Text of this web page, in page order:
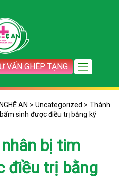
VẤN GHÉP TẠNG
AN > Uncategorized > Thành
sinh được điều trị bằng kỹ
bị tim
điều trị bằng